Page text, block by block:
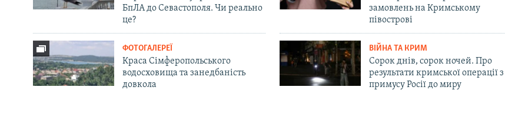
БпЛА до Севастополя. Чи реально
це?
замовлень на Кримському
півострові
ФОТОГАЛЕРЕЇ
Краса Сімферопольського
водосховища та занедбаність
довкола
ВІЙНА ТА КРИМ
Сорок днів, сорок ночей. Про
результати кримської операції з
примусу Росії до миру